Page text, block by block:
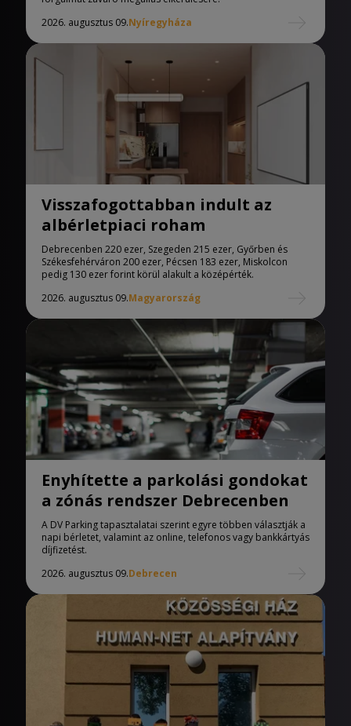
2026. augusztus 09.Nyíregyháza
Visszafogottabban indult az
albérletpiaci roham
Debrecenben 220 ezer, Szegeden 215 ezer, Győrben és
Székesfehérváron 200 ezer, Pécsen 183 ezer, Miskolcon
pedig 130 ezer forint körül alakult a középérték.
2026. augusztus 09.Magyarország
Enyhítette a parkolási gondokat
a zónás rendszer Debrecenben
A DV Parking tapasztalatai szerint egyre többen választják a
napi bérletet, valamint az online, telefonos vagy bankkártyás
díjfizetést.
2026. augusztus 09.Debrecen